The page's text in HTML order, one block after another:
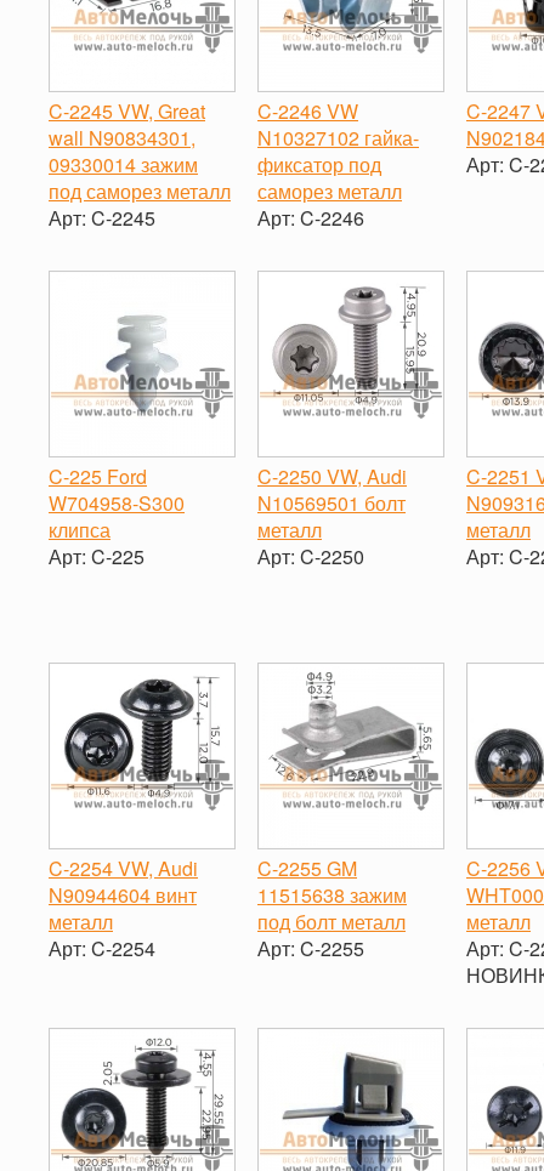
C-2245 VW, Great
wall N90834301,
09330014 зажим
под саморез металл
Арт: C-2245
-
+
C-2246 VW
N10327102 гайка-
фиксатор под
саморез металл
Арт: C-2246
-
+
C-2247
Арт: C-
C-225 Ford
W704958-S300
клипса
Арт: C-225
C-2250 VW, Audi
N10569501 болт
металл
Арт: C-2250
C-2251
металл
Арт: C-
C-2254 VW, Audi
N90944604 винт
металл
Арт: C-2254
C-2255 GM
11515638 зажим
под болт металл
Арт: C-2255
C-2256
металл
Арт: C-
-